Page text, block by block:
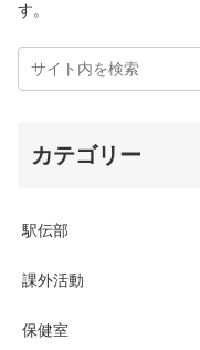
す。
カテゴリー
駅伝部
課外活動
保健室